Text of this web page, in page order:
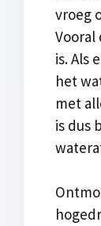
vroeg
Vooral
is. Als
het
met
is dus